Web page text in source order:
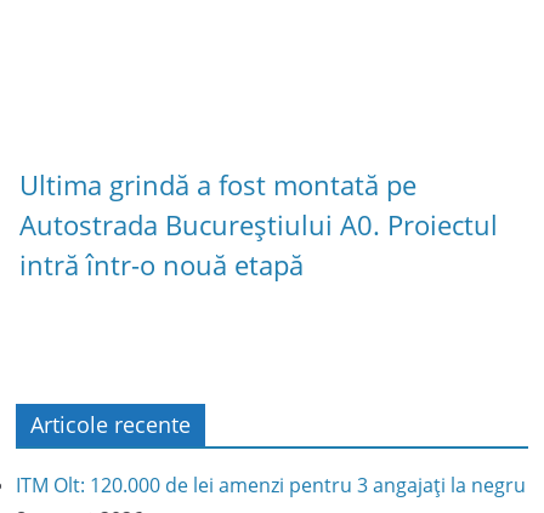
Ultima grindă a fost montată pe
Autostrada Bucureștiului A0. Proiectul
intră într-o nouă etapă
Articole recente
ITM Olt: 120.000 de lei amenzi pentru 3 angajați la negru